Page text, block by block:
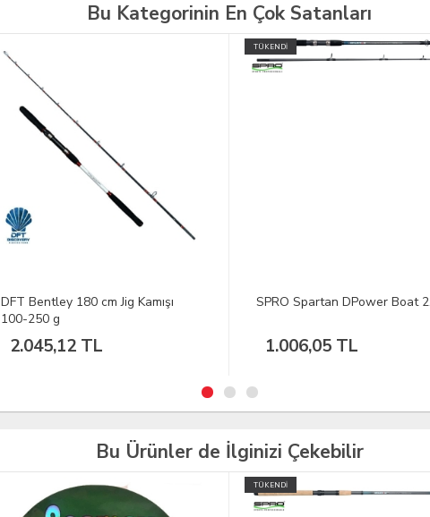
Bu Kategorinin En Çok Satanları
SPRO Spartan DPower Boat 2.10M
1.006,05 TL
SPRO Spartan Sea Boat 200
1.518,05 TL
Bu Ürünler de İlginizi Çekebilir
TÜKENDİ